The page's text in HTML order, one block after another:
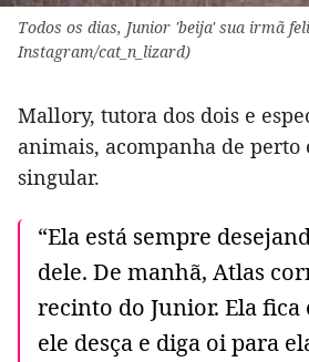
Todos os dias, Junior 'beija' sua irmã
Instagram/cat_n_lizard)
Mallory, tutora dos dois e
animais, acompanha de perto
singular.
“Ela está sempre
dele. De manhã, Atlas
recinto do Junior. Ela fica
ele desça e diga oi para